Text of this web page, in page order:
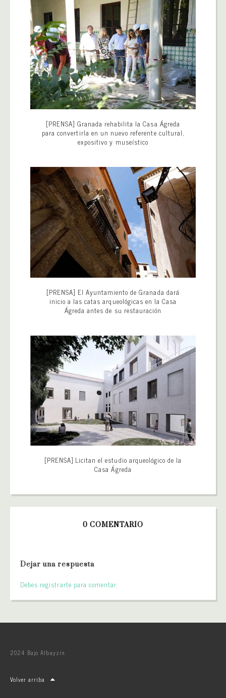
[PRENSA] Granada rehabilita la Casa Ágreda
para convertirla en un nuevo referente cultural,
expositivo y museístico
[PRENSA] El Ayuntamiento de Granada dará
inicio a las catas arqueológicas en la Casa
Ágreda antes de su restauración
[PRENSA] Licitan el estudio arqueológico de la
Casa Ágreda
0 COMENTARIO
Dejar una respuesta
Debes registrarte para comentar.
2024 Bajo Albayzín
Volver arriba